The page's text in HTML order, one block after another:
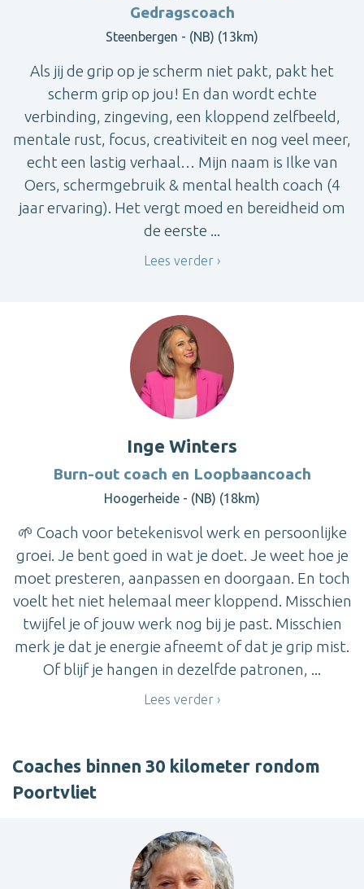
Gedragscoach
Steenbergen - (NB) (13km)
Als jij de grip op je scherm niet pakt, pakt het
scherm grip op jou! En dan wordt echte
verbinding, zingeving, een kloppend zelfbeeld,
mentale rust, focus, creativiteit en nog veel meer,
echt een lastig verhaal… Mijn naam is Ilke van
Oers, schermgebruik & mental health coach (4
jaar ervaring). Het vergt moed en bereidheid om
de eerste ...
Lees verder
Inge Winters
Burn-out coach en Loopbaancoach
Hoogerheide - (NB) (18km)
🌱 Coach voor betekenisvol werk en persoonlijke
groei. Je bent goed in wat je doet. Je weet hoe je
moet presteren, aanpassen en doorgaan. En toch
voelt het niet helemaal meer kloppend. Misschien
twijfel je of jouw werk nog bij je past. Misschien
merk je dat je energie afneemt of dat je grip mist.
Of blijf je hangen in dezelfde patronen, ...
Lees verder
Coaches binnen 30 kilometer rondom
Poortvliet